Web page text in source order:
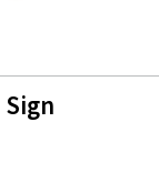
Sign